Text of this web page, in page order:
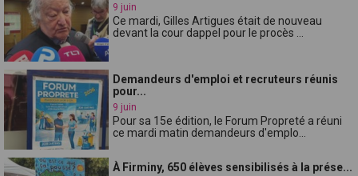
9 juin
Ce mardi, Gilles Artigues était de nouveau
devant la cour dappel pour le procès ...
Demandeurs d'emploi et recruteurs réunis
pour...
9 juin
Pour sa 15e édition, le Forum Propreté a réuni
ce mardi matin demandeurs d'emplo...
À Firminy, 650 élèves sensibilisés à la prése...